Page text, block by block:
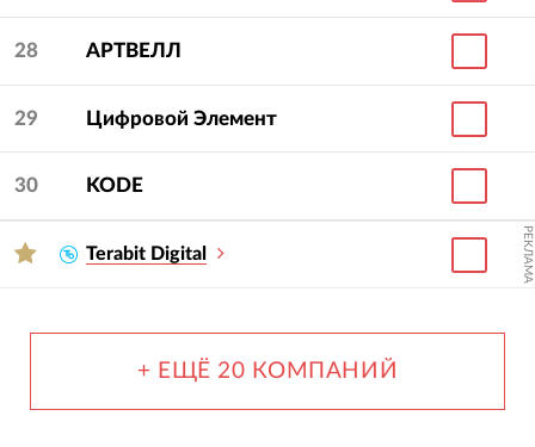
28 АРТВЕЛЛ
29 Цифровой Элемент
30 KODE
Terabit Digital РЕКЛАМА
+ ЕЩЁ 20 КОМПАНИЙ